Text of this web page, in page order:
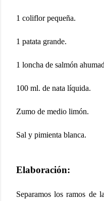
1 coliflor pequeña.
1 patata grande.
1 loncha de salmón
100 ml. de nata líquida.
Zumo de medio limón.
Sal y pimienta blanca.
Elaboración:
Separamos los ramos de